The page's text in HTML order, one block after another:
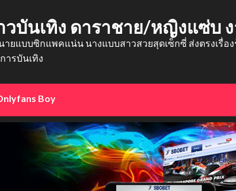
วบันเทิง ดาราชาย/หญิงแซ่บ
ยแบบซิกแพคแน่น นางแบบสาวสวยสุดเซ็กซี่ ส่งตรงเรื่อ
ารบันเทิง
Boy